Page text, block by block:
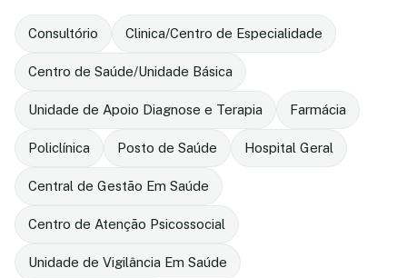
Consultório Clinica/Centro de Especialidade
Centro de Saúde/Unidade Básica
Unidade de Apoio Diagnose e Terapia Farmácia
Policlínica Posto de Saúde Hospital Geral
Central de Gestão Em Saúde
Centro de Atenção Psicossocial
Unidade de Vigilância Em Saúde